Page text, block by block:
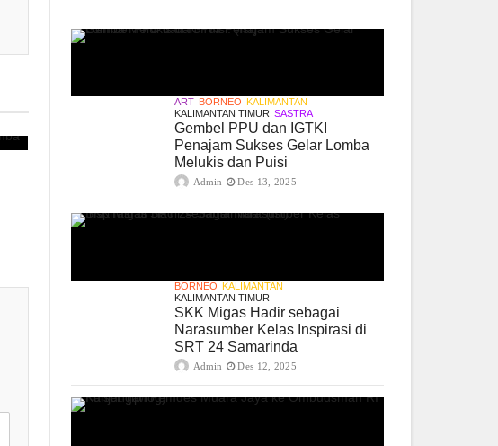
ART BORNEO KALIMANTAN
KALIMANTAN TIMUR SASTRA
Gembel PPU dan IGTKI
Penajam Sukses Gelar Lomba
Melukis dan Puisi
Admin Des 13, 2025
BORNEO KALIMANTAN
KALIMANTAN TIMUR
SKK Migas Hadir sebagai
Narasumber Kelas Inspirasi di
SRT 24 Samarinda
Admin Des 12, 2025